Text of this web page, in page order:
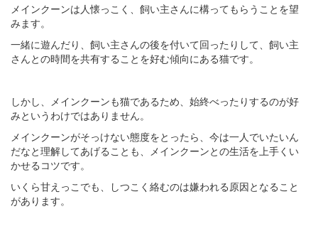
メインクーンは人懐っこく、飼い主さんに構ってもらうことを望
みます。
一緒に遊んだり、飼い主さんの後を付いて回ったりして、飼い主
さんとの時間を共有することを好む傾向にある猫です。
しかし、メインクーンも猫であるため、始終べったりするのが好
みというわけではありません。
メインクーンがそっけない態度をとったら、今は一人でいたいん
だなと理解してあげることも、メインクーンとの生活を上手くい
かせるコツです。
いくら甘えっこでも、しつこく絡むのは嫌われる原因となること
があります。